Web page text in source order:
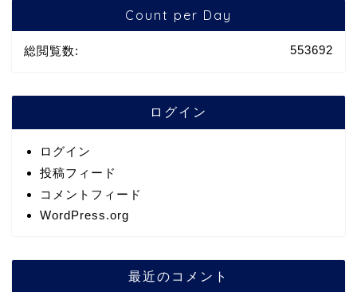
Count per Day
553692
総閲覧数:
ログイン
ログイン
投稿フィード
コメントフィード
WordPress.org
最近のコメント